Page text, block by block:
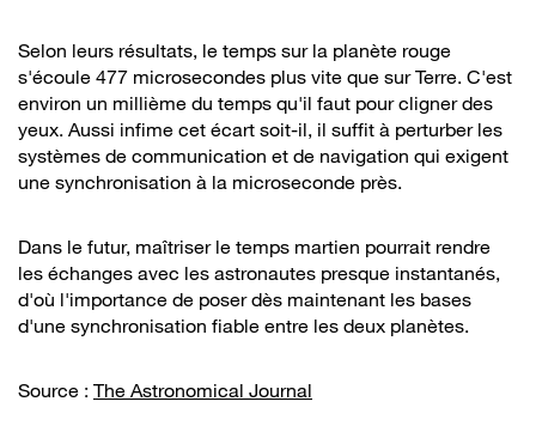
Selon leurs résultats, le temps sur la planète rouge
s'écoule 477 microsecondes plus vite que sur Terre. C'est
environ un millième du temps qu'il faut pour cligner des
yeux. Aussi infime cet écart soit-il, il suffit à perturber les
systèmes de communication et de navigation qui exigent
une synchronisation à la microseconde près.
Dans le futur, maîtriser le temps martien pourrait rendre
les échanges avec les astronautes presque instantanés,
d'où l'importance de poser dès maintenant les bases
d'une synchronisation fiable entre les deux planètes.
Source : The Astronomical Journal